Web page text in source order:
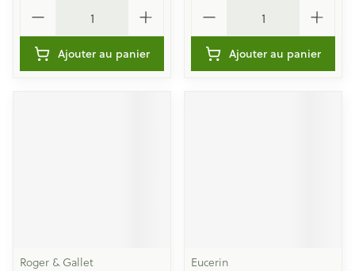
Ajouter au panier Ajouter au panier
Roger & Gallet Eucerin